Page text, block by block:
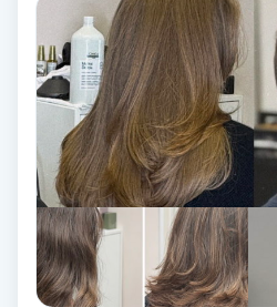
Vinyasa Yoga
Volymfransar
Vårtor
Yin Yoga
Yoga